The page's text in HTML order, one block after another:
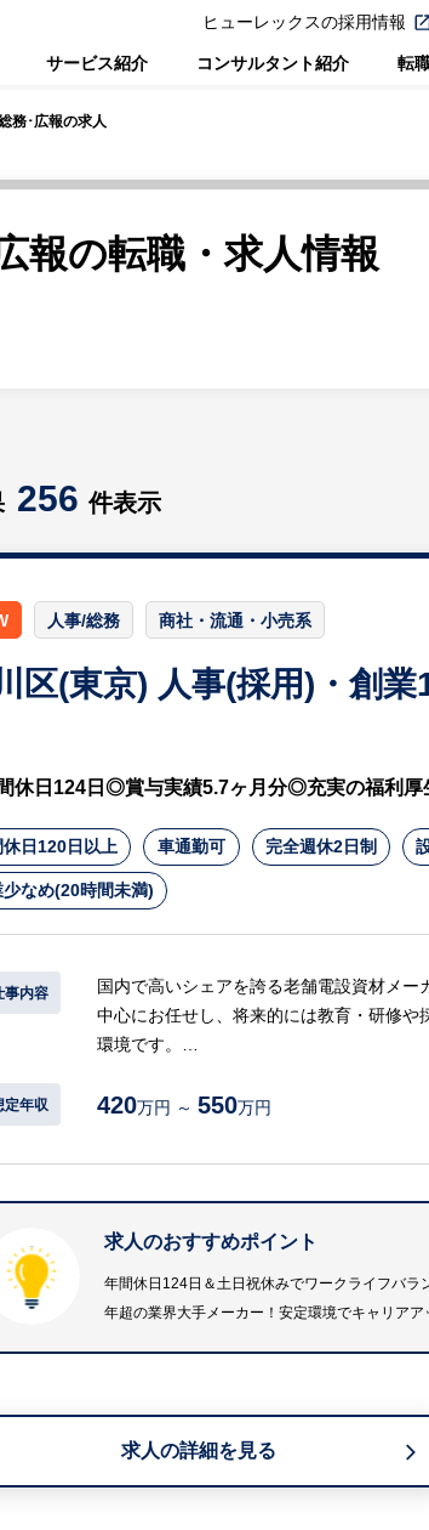
ヒューレックスの採用情報
サービス紹介 コンサルタント紹介 転
務･広報の求人
報の転職・求人情報
256 件表示
人事/総務 商社・流通・小売系
区(東京) 人事(採用)・創
休日124日◎賞与実績5.7ヶ月分◎充実の福利厚
休日120日以上 車通勤可 完全週休2日制
少なめ(20時間未満)
事内容
国内で高いシェアを誇る老舗電設資材メ
中心にお任せし、将来的には教育・研修
環境です。
【具体的には…】
・中途採用業務全般（母集団形成、求人選
・新卒採用業務のサポート
・その他人事関連業務
等
ブレーカや分電盤など各種電路機器におい
経営基盤を持ちながら、アジアを中心と
ています。カフェテリア制度や社員食堂、
定年収 420万円 ～ 550万円
求人のおすすめポイント
年間休日124日＆土日祝休みでワークライフバ
年超の業界大手メーカー！安定環境でキャリアア
求人の詳細を見る